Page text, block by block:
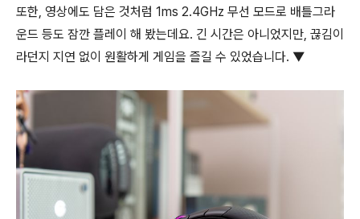
또한, 영상에도 담은 것처럼 1ms 2.4GHz 무선 모드로 배틀그라
운드 등도 잠깐 플레이 해 봤는데요. 긴 시간은 아니었지만, 끊김이
라던지 지연 없이 원활하게 게임을 즐길 수 있었습니다. ▼